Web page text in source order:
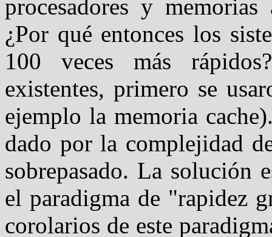
procesadores y
¿Por qué entonces los
100 veces más
existentes, primero se
ejemplo la memoria
dado por la complejidad
sobrepasado. La solución
el paradigma de "rapidez
corolarios de este